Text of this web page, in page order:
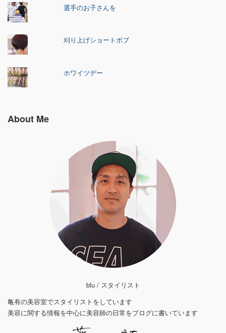
選手のお子さんを
刈り上げショートボブ
ホワイツデー
About Me
blu / スタイリスト
亀有の美容室でスタイリストをしています
美容に関する情報を中心に美容師の日常をブログに書いています